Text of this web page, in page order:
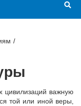
/
цивилизаций важную
той или иной веры,